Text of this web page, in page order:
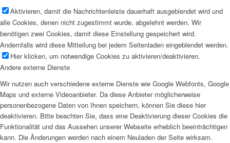
Aktivieren, damit die Nachrichtenleiste dauerhaft ausgeblendet wird und
alle Cookies, denen nicht zugestimmt wurde, abgelehnt werden. Wir
benötigen zwei Cookies, damit diese Einstellung gespeichert wird.
Andernfalls wird diese Mitteilung bei jedem Seitenladen eingeblendet werden.
Hier klicken, um notwendige Cookies zu aktivieren/deaktivieren.
Andere externe Dienste
Wir nutzen auch verschiedene externe Dienste wie Google Webfonts, Google
Maps und externe Videoanbieter. Da diese Anbieter möglicherweise
personenbezogene Daten von Ihnen speichern, können Sie diese hier
deaktivieren. Bitte beachten Sie, dass eine Deaktivierung dieser Cookies die
Funktionalität und das Aussehen unserer Webseite erheblich beeinträchtigen
kann. Die Änderungen werden nach einem Neuladen der Seite wirksam.